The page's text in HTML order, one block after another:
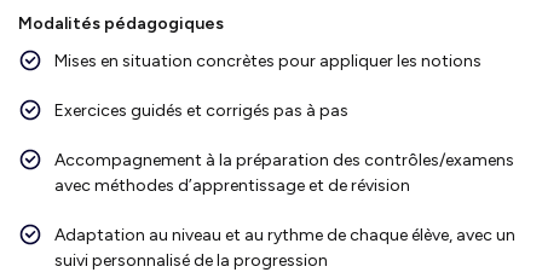
Modalités pédagogiques
Mises en situation concrètes pour appliquer les notions
Exercices guidés et corrigés pas à pas
Accompagnement à la préparation des contrôles/examens
avec méthodes d’apprentissage et de révision
Adaptation au niveau et au rythme de chaque élève, avec un
suivi personnalisé de la progression